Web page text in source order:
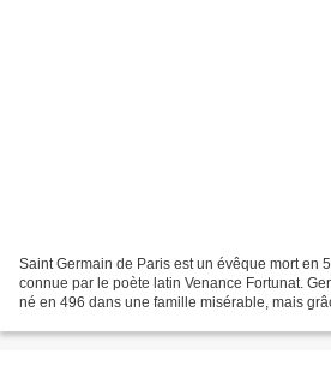
Saint Germain de Paris est un évêque mort en
connue par le poète latin Venance Fortunat.
né en 496 dans une famille misérable, mais